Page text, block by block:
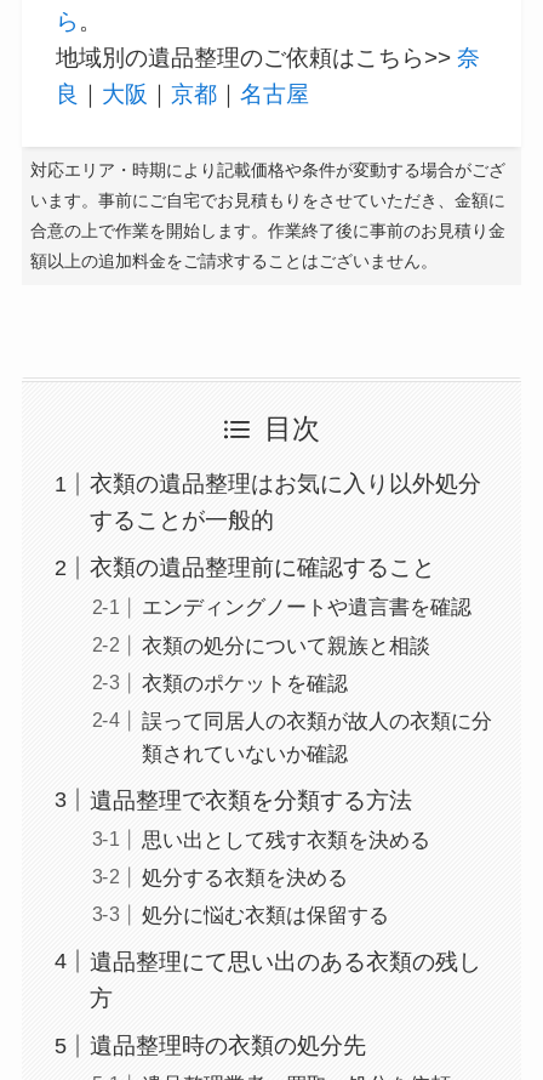
ら 。
地域別の遺品整理のご依頼はこちら>>奈
良
大阪 ｜京都 ｜名古屋
対応エリア・時期により記載価格や条件が変動する場合がござ
います。事前にご自宅でお見積もりをさせていただき、金額に
合意の上で作業を開始します。作業終了後に事前のお見積り金
額以上の追加料金をご請求することはございません。
目次
衣類の遺品整理はお気に入り以外処分
することが一般的
衣類の遺品整理前に確認すること
エンディングノートや遺言書を確認
衣類の処分について親族と相談
衣類のポケットを確認
誤って同居人の衣類が故人の衣類に分
類されていないか確認
遺品整理で衣類を分類する方法
思い出として残す衣類を決める
処分する衣類を決める
処分に悩む衣類は保留する
遺品整理にて思い出のある衣類の残し
方
遺品整理時の衣類の処分先